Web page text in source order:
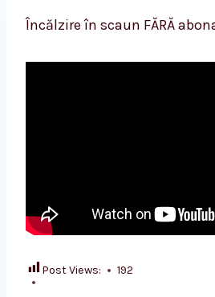
Încălzire în scaun FĂRĂ
Post Views: 192